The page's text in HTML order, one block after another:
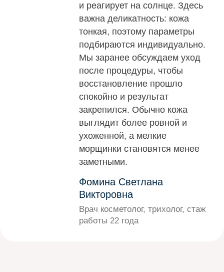
и реагирует на солнце. Здесь
важна деликатность: кожа
тонкая, поэтому параметры
подбираются индивидуально.
Мы заранее обсуждаем уход
после процедуры, чтобы
восстановление прошло
спокойно и результат
закрепился. Обычно кожа
выглядит более ровной и
ухоженной, а мелкие
морщинки становятся менее
заметными.
Фомина Светлана
Викторовна
Врач косметолог, трихолог, стаж
работы 22 года